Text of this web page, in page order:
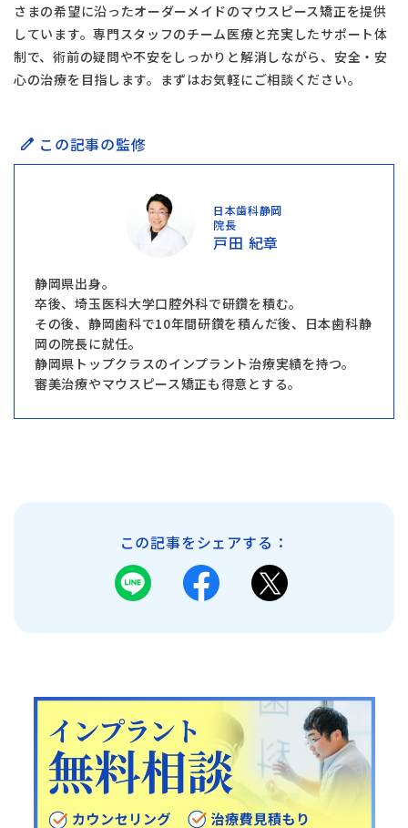
さまの希望に沿ったオーダーメイドのマウスピース矯正を提供
しています。専門スタッフのチーム医療と充実したサポート体
制で、術前の疑問や不安をしっかりと解消しながら、安全・安
心の治療を目指します。まずはお気軽にご相談ください。
この記事の監修
日本歯科静岡
院長
戸田 紀章
静岡県出身。
卒後、埼玉医科大学口腔外科で研鑽を積む。
その後、静岡歯科で10年間研鑽を積んだ後、日本歯科静
岡の院長に就任。
静岡県トップクラスのインプラント治療実績を持つ。
審美治療やマウスピース矯正も得意とする。
この記事をシェアする：